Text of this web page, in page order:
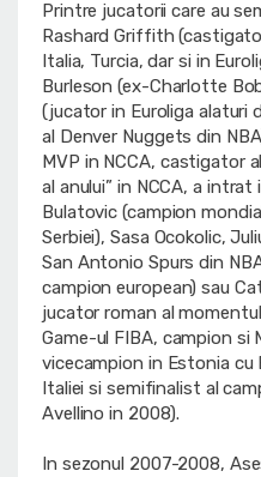
Printre jucatorii care au
Rashard Griffith
Italia, Turcia, dar si in
Burleson (ex-Charlotte
(jucator in Euroliga alaturi
al Denver Nuggets din
MVP in NCCA, castigator
al anului” in NCCA, a
Bulatovic (campion
Serbiei), Sasa Ocokolic,
San Antonio Spurs din
campion european) sau
jucator roman al
Game-ul FIBA, campion si
vicecampion in Estonia cu
Italiei si semifinalist al
Avellino in 2008).
In sezonul 2007-2008,